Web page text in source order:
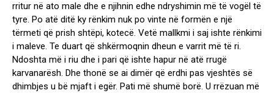
rritur në ato male dhe e njihnin edhe ndryshimin më të vogël të
tyre. Po atë ditë ky rënkim nuk po vinte në formën e një
tërmeti që prish shtëpi, kotecë. Vetë mallkmi i saj ishte rënkimi
i maleve. Te duart që shkërmoqnin dheun e varrit më të ri.
Ndoshta më i riu dhe i pari që ishte hapur në atë rrugë
karvanarësh. Dhe thonë se ai dimër që erdhi pas vjeshtës së
dhimbjes u bë mjaft i egër. Pati më shumë borë. U rrëzuan më